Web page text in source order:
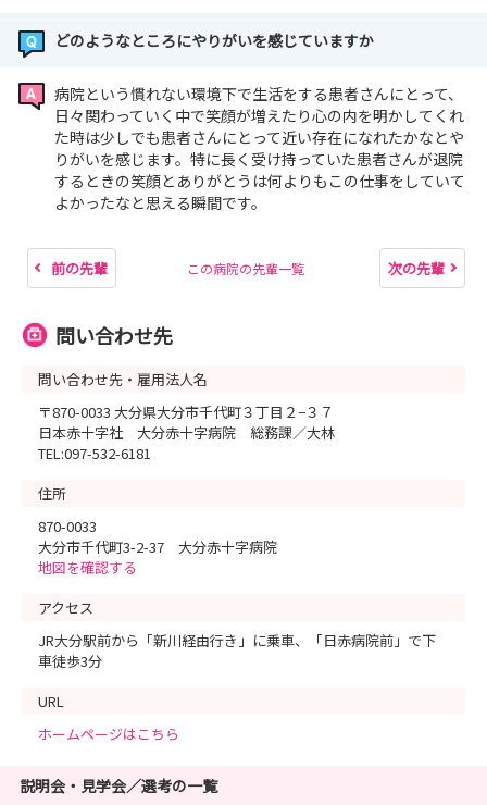
どのようなところにやりがいを感じていますか
病院という慣れない環境下で生活をする患者さんにとって、
日々関わっていく中で笑顔が増えたり心の内を明かしてくれ
た時は少しでも患者さんにとって近い存在になれたかなとや
りがいを感じます。特に長く受け持っていた患者さんが退院
するときの笑顔とありがとうは何よりもこの仕事をしていて
よかったなと思える瞬間です。
前の先輩 この病院の先輩一覧 次の先輩
問い合わせ先
問い合わせ先・雇用法人名
〒870-0033 大分県大分市千代町３丁目２−３７
日本赤十字社 大分赤十字病院 総務課／大林
TEL:097-532-6181
住所
870-0033
大分市千代町3-2-37 大分赤十字病院
地図を確認する
アクセス
JR大分駅前から「新川経由行き」に乗車、「日赤病院前」で下
車徒歩3分
URL
ホームページはこちら
説明会・見学会／選考の一覧